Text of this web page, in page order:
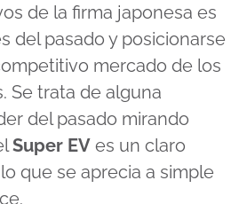
de la firma japonesa es
del pasado y posicionarse
mercado de los
Se trata de alguna
del pasado mirando
Super EV es un claro
que se aprecia a simple